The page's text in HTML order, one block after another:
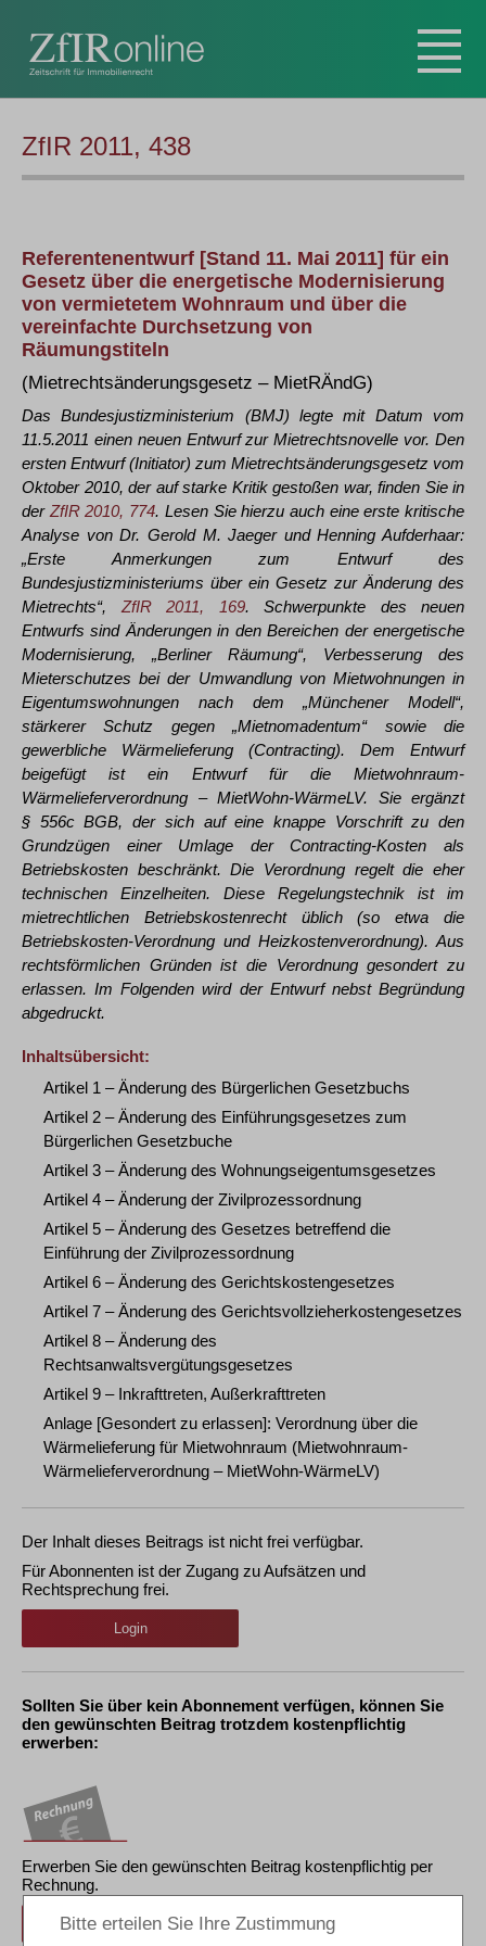
ZfIR 2011, 438
Referentenentwurf [Stand 11. Mai 2011] für ein
Gesetz über die energetische Modernisierung
von vermietetem Wohnraum und über die
vereinfachte Durchsetzung von
Räumungstiteln
(Mietrechtsänderungsgesetz – MietRÄndG)
Das Bundesjustizministerium (BMJ) legte mit Datum vom
11.5.2011 einen neuen Entwurf zur Mietrechtsnovelle vor. Den
ersten Entwurf (Initiator) zum Mietrechtsänderungsgesetz vom
Oktober 2010, der auf starke Kritik gestoßen war, finden Sie in
der ZfIR 2010, 774. Lesen Sie hierzu auch eine erste kritische
Analyse von Dr. Gerold M. Jaeger und Henning Aufderhaar:
„Erste Anmerkungen zum Entwurf des
Bundesjustizministeriums über ein Gesetz zur Änderung des
Mietrechts“, ZfIR 2011, 169. Schwerpunkte des neuen
Entwurfs sind Änderungen in den Bereichen der energetische
Modernisierung, „Berliner Räumung“, Verbesserung des
Mieterschutzes bei der Umwandlung von Mietwohnungen in
Eigentumswohnungen nach dem „Münchener Modell“,
stärkerer Schutz gegen „Mietnomadentum“ sowie die
gewerbliche Wärmelieferung (Contracting). Dem Entwurf
beigefügt ist ein Entwurf für die Mietwohnraum-
Wärmelieferverordnung – MietWohn-WärmeLV. Sie ergänzt
§ 556c BGB, der sich auf eine knappe Vorschrift zu den
Grundzügen einer Umlage der Contracting-Kosten als
Betriebskosten beschränkt. Die Verordnung regelt die eher
technischen Einzelheiten. Diese Regelungstechnik ist im
mietrechtlichen Betriebskostenrecht üblich (so etwa die
Betriebskosten-Verordnung und Heizkostenverordnung). Aus
rechtsförmlichen Gründen ist die Verordnung gesondert zu
erlassen. Im Folgenden wird der Entwurf nebst Begründung
abgedruckt.
Inhaltsübersicht:
Artikel 1 – Änderung des Bürgerlichen Gesetzbuchs
Artikel 2 – Änderung des Einführungsgesetzes zum
Bürgerlichen Gesetzbuche
Artikel 3 – Änderung des Wohnungseigentumsgesetzes
Artikel 4 – Änderung der Zivilprozessordnung
Artikel 5 – Änderung des Gesetzes betreffend die
Einführung der Zivilprozessordnung
Artikel 6 – Änderung des Gerichtskostengesetzes
Artikel 7 – Änderung des Gerichtsvollzieherkostengesetzes
Artikel 8 – Änderung des
Rechtsanwaltsvergütungsgesetzes
Artikel 9 – Inkrafttreten, Außerkrafttreten
Anlage [Gesondert zu erlassen]: Verordnung über die
Wärmelieferung für Mietwohnraum (Mietwohnraum-
Wärmelieferverordnung – MietWohn-WärmeLV)
Der Inhalt dieses Beitrags ist nicht frei verfügbar.
Für Abonnenten ist der Zugang zu Aufsätzen und
Rechtsprechung frei.
Login
Sollten Sie über kein Abonnement verfügen, können Sie
den gewünschten Beitrag trotzdem kostenpflichtig
erwerben:
Erwerben Sie den gewünschten Beitrag kostenpflichtig per
Rechnung.
Beitrag für 21,90 € inkl. 7 % MwSt. kaufen